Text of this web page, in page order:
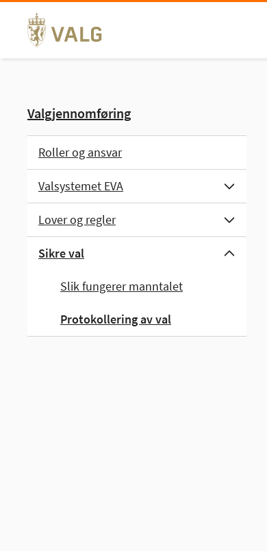
Hopp
til
innhold
Valgjennomføring
Roller og ansvar
Valsystemet EVA
Lover og regler
Sikre val
Slik fungerer manntalet
Protokollering av val